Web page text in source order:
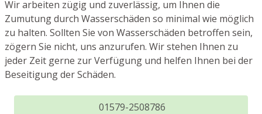
Wir arbeiten zügig und zuverlässig, um Ihnen die
Zumutung durch Wasserschäden so minimal wie möglich
zu halten. Sollten Sie von Wasserschäden betroffen sein,
zögern Sie nicht, uns anzurufen. Wir stehen Ihnen zu
jeder Zeit gerne zur Verfügung und helfen Ihnen bei der
Beseitigung der Schäden.
01579-2508786